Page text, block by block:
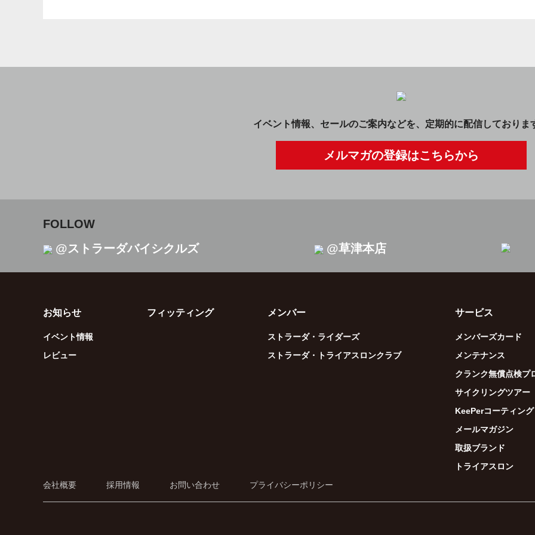
イベント情報、セールのご案内などを、定期的に配信しておりま
メルマガの登録はこちらから
FOLLOW
@ストラーダバイシクルズ
@草津本店
お知らせ
イベント情報
レビュー
フィッティング メンバー
ストラーダ・ライダーズ
ストラーダ・トライアスロンクラブ
サービス
メンバーズカード
メンテナンス
クランク無償点検プ
サイクリングツアー
KeePerコーティング
メールマガジン
取扱ブランド
トライアスロン
会社概要
採用情報 お問い合わせ プライバシーポリシー